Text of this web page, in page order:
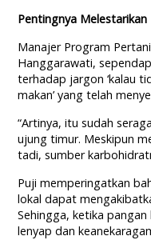
Pentingnya Melestarikan
Manajer Program
Hanggarawati,
terhadap jargon ‘kalau
makan’ yang telah
“Artinya, itu sudah
ujung timur. Meskipun
tadi, sumber
Puji memperingatkan
lokal dapat
Sehingga, ketika
lenyap dan